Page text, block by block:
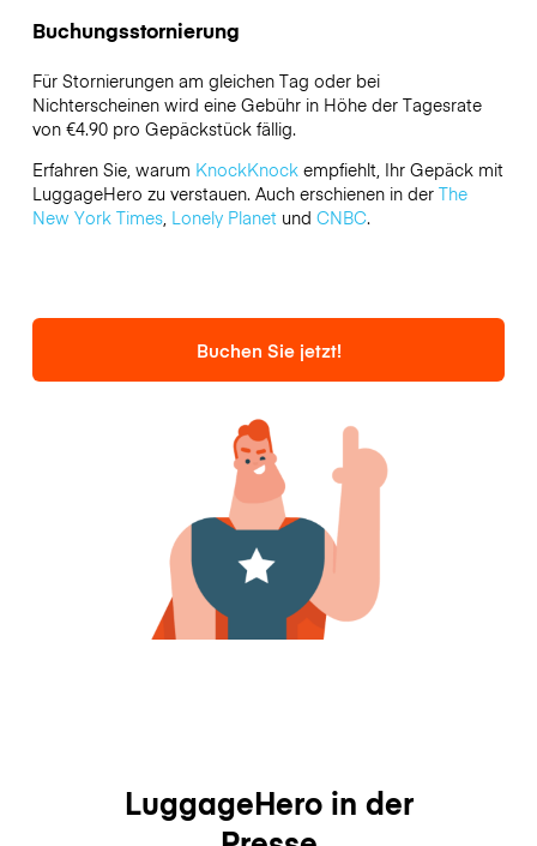
Buchungsstornierung
Für Stornierungen am gleichen Tag oder bei
Nichterscheinen wird eine Gebühr in Höhe der Tagesrate
von €4.90 pro Gepäckstück fällig.
Erfahren Sie, warum KnockKnockempfiehlt, Ihr Gepäck mit
LuggageHero zu verstauen. Auch erschienen in der The
New York Times, Lonely Planetund CNBC.
Buchen Sie jetzt!
LuggageHero in der